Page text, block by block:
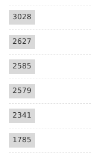
3028
2627
2585
2579
2341
1785